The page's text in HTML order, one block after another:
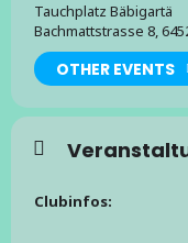
Tauchplatz Bäbigartä
Bachmattstrasse 8,
OTHER EVENTS
Clubinfos: